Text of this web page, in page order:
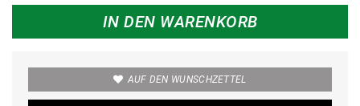
IN DEN WARENKORB
AUF DEN WUNSCHZETTEL